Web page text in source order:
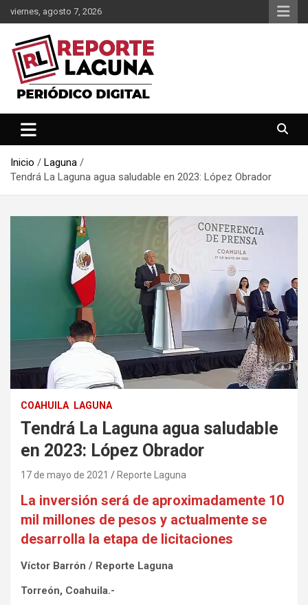
Saltar
al
contenido
viernes, agosto 7, 2026
Reporte Laguna
Inicio
Laguna
Tendrá La Laguna agua saludable en 2023: López Obrador
COAHUILA LAGUNA
Tendrá La Laguna agua saludable
en 2023: López Obrador
17 de mayo de 2021 Reporte Laguna
La inversión será de aproximadamente 10
mil millones de pesos y actualmente se
desarrolla la etapa de licitaciones
Víctor Barrón / Reporte Laguna
Torreón, Coahuila.-